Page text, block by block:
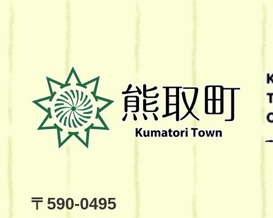
熊
取
町
Kumatori
Site
〒590-0495